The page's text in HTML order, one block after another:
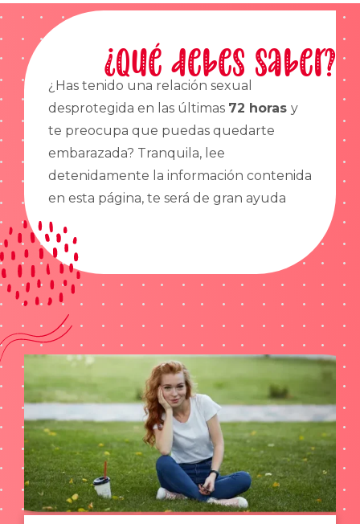
¿Qué debes saber?
¿Has tenido una relación sexual
desprotegida en las últimas 72 horas y
te preocupa que puedas quedarte
embarazada? Tranquila, lee
detenidamente la información contenida
en esta página, te será de gran ayuda